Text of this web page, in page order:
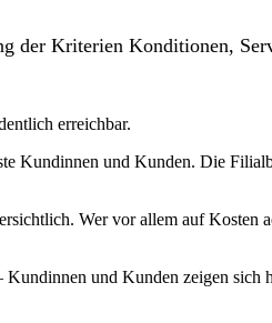
der Kriterien Konditionen,
erreichbar.
Kundinnen und Kunden. Die
Wer vor allem auf Kosten
und Kunden zeigen sich